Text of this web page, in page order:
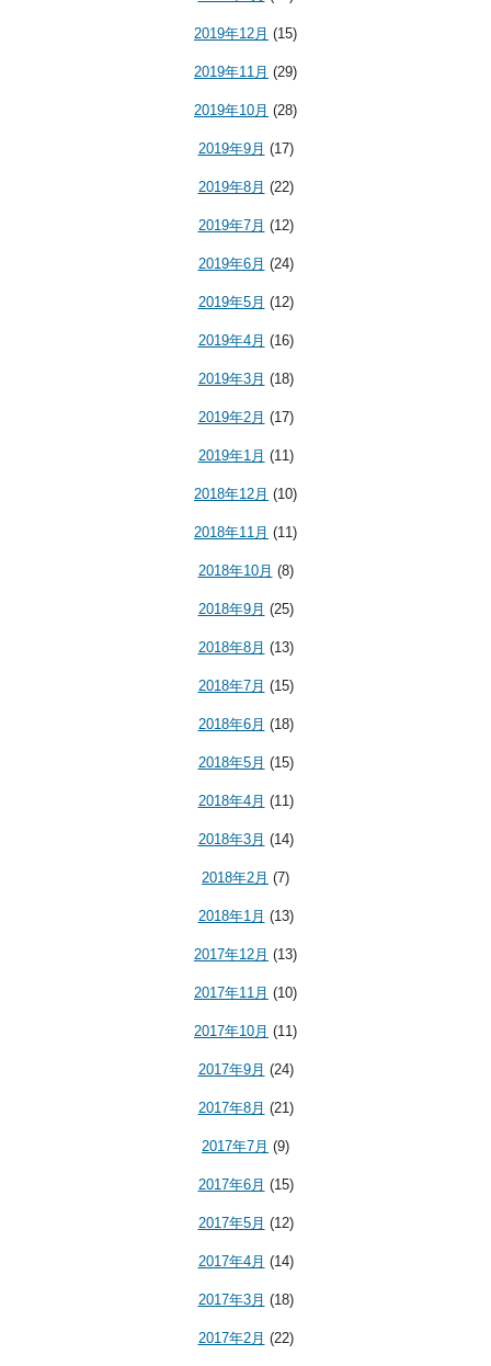
2019年12月 (15)
2019年11月 (29)
2019年10月 (28)
2019年9月 (17)
2019年8月 (22)
2019年7月 (12)
2019年6月 (24)
2019年5月 (12)
2019年4月 (16)
2019年3月 (18)
2019年2月 (17)
2019年1月 (11)
2018年12月 (10)
2018年11月 (11)
2018年10月 (8)
2018年9月 (25)
2018年8月 (13)
2018年7月 (15)
2018年6月 (18)
2018年5月 (15)
2018年4月 (11)
2018年3月 (14)
2018年2月 (7)
2018年1月 (13)
2017年12月 (13)
2017年11月 (10)
2017年10月 (11)
2017年9月 (24)
2017年8月 (21)
2017年7月 (9)
2017年6月 (15)
2017年5月 (12)
2017年4月 (14)
2017年3月 (18)
2017年2月 (22)